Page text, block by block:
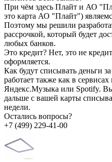
При чём здесь Плайт и АО
это карта АО "Плайт")
Поэтому мы решили
рассрочкой, который будет
любых банков.
Это кредит? Нет, это не
оформляется.
Как будут списывать деньги
работает также как в
Яндекс.Музыка или Spotify.
дальше с вашей карты
недели.
Остались вопросы?
+7 (499) 229-41-00